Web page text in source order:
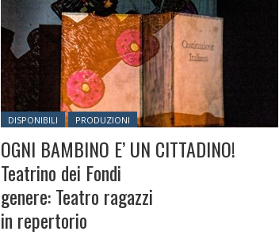
Posted in:
DISPONIBILI PRODUZIONI
OGNI BAMBINO E’ UN CITTADINO!
Teatrino dei Fondi
genere: Teatro ragazzi
in repertorio